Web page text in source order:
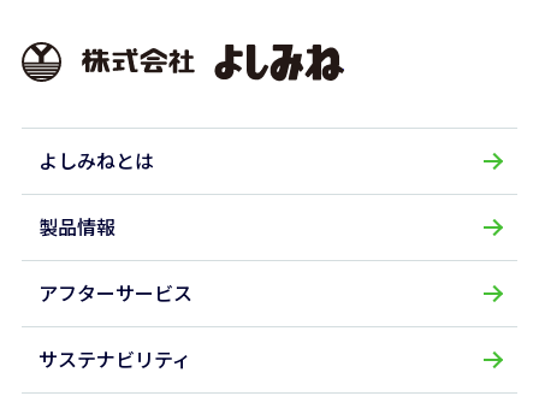
よしみねとは
製品情報
アフターサービス
サステナビリティ